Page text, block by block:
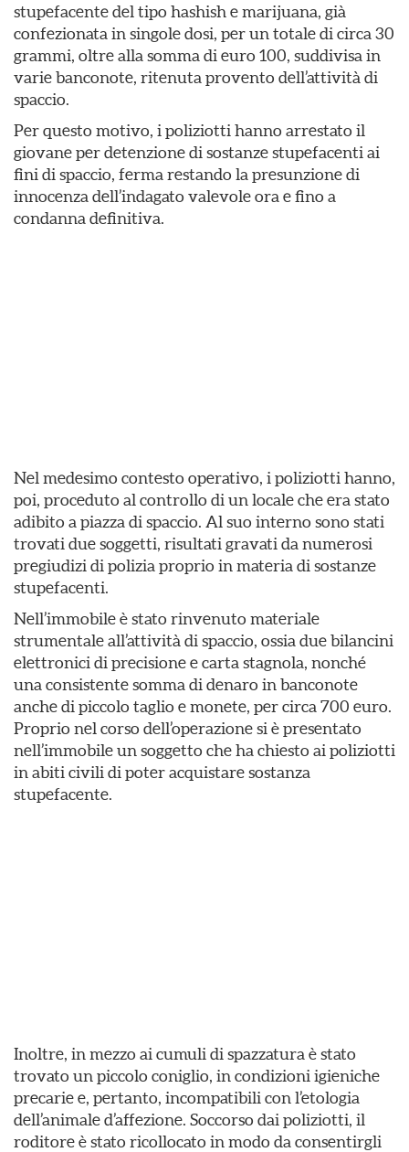
stupefacente del tipo hashish e marijuana, già
confezionata in singole dosi, per un totale di circa 30
grammi, oltre alla somma di euro 100, suddivisa in
varie banconote, ritenuta provento dell’attività di
spaccio.
Per questo motivo, i poliziotti hanno arrestato il
giovane per detenzione di sostanze stupefacenti ai
fini di spaccio, ferma restando la presunzione di
innocenza dell’indagato valevole ora e fino a
condanna definitiva.
Nel medesimo contesto operativo, i poliziotti hanno,
poi, proceduto al controllo di un locale che era stato
adibito a piazza di spaccio. Al suo interno sono stati
trovati due soggetti, risultati gravati da numerosi
pregiudizi di polizia proprio in materia di sostanze
stupefacenti.
Nell’immobile è stato rinvenuto materiale
strumentale all’attività di spaccio, ossia due bilancini
elettronici di precisione e carta stagnola, nonché
una consistente somma di denaro in banconote
anche di piccolo taglio e monete, per circa 700 euro.
Proprio nel corso dell’operazione si è presentato
nell’immobile un soggetto che ha chiesto ai poliziotti
in abiti civili di poter acquistare sostanza
stupefacente.
Inoltre, in mezzo ai cumuli di spazzatura è stato
trovato un piccolo coniglio, in condizioni igieniche
precarie e, pertanto, incompatibili con l’etologia
dell’animale d’affezione. Soccorso dai poliziotti, il
roditore è stato ricollocato in modo da consentirgli